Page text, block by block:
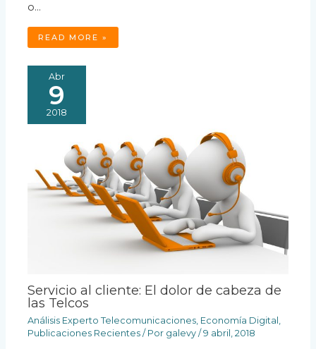
o…
READ MORE »
Abr
9
2018
Servicio al cliente: El dolor de cabeza de
las Telcos
Análisis Experto Telecomunicaciones Economía Digital
Publicaciones Recientes / Por galevy/9 abril, 2018